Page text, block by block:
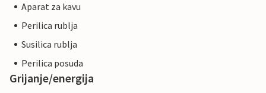
Aparat za kavu
Perilica rublja
Susilica rublja
Perilica posuda
Grijanje/energija